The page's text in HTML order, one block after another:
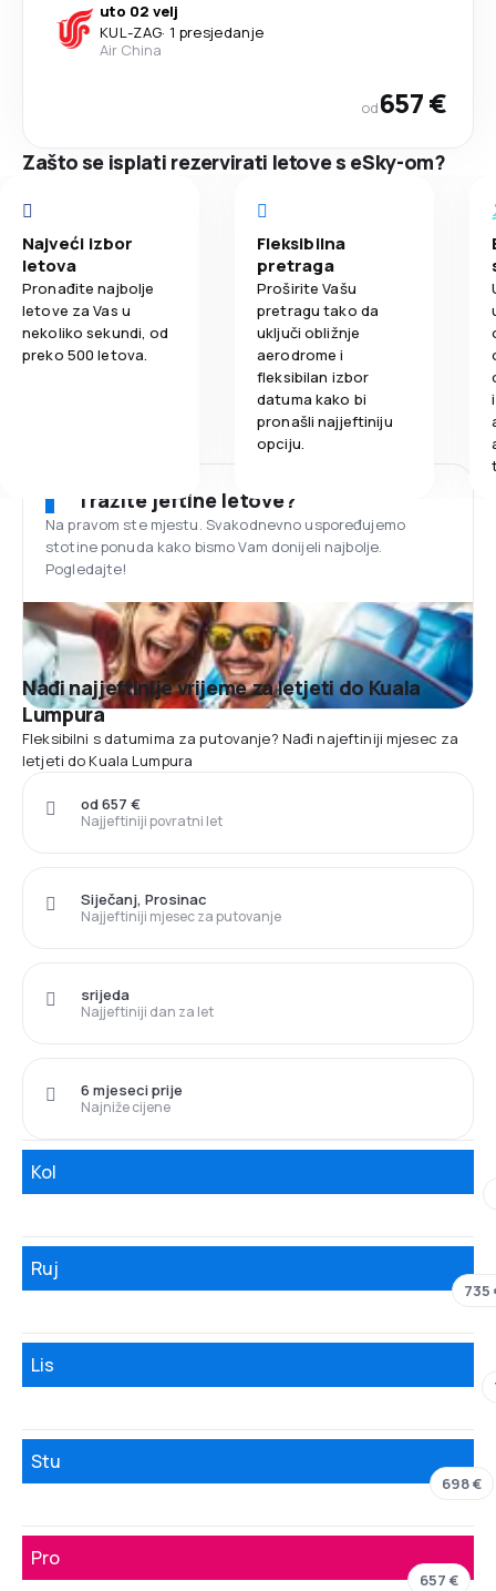
uto 02 velj
KUL-ZAG· 1 presjedanje
Air China
od657 €
Zašto se isplati rezervirati letove s eSky-om?
Najveći izbor
letova
Pronađite najbolje
letove za Vas u
nekoliko sekundi, od
preko 500 letova.
Fleksibilna
pretraga
Proširite Vašu
pretragu tako da
uključi obližnje
aerodrome i
fleksibilan izbor
datuma kako bi
pronašli najjeftiniju
opciju.
Tražite jeftine letove?
Na pravom ste mjestu. Svakodnevno uspoređujemo
stotine ponuda kako bismo Vam donijeli najbolje.
Pogledajte!
Nađi najjeftinije vrijeme za letjeti do Kuala
Lumpura
Fleksibilni s datumima za putovanje? Nađi najeftiniji mjesec za
letjeti do Kuala Lumpura
Najjeftiniji povratni let
od 657 €
Najjeftiniji mjesec za putovanje
Siječanj, Prosinac
Najjeftiniji dan za let
srijeda
Najniže cijene
6 mjeseci prije
Kol
Ruj
735
Lis
Stu
698 €
Pro
657 €